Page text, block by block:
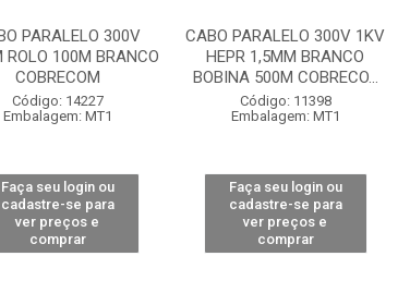
PARALELO 300V
ROLO 100M BRANCO
COBRECOM
Código: 14227
Embalagem: MT1
Faça seu login ou
cadastre-se para
ver preços e
comprar
CABO PARALELO 300V 1KV
HEPR 1,5MM BRANCO
BOBINA 500M COBRECO...
Código: 11398
Embalagem: MT1
Faça seu login ou
cadastre-se para
ver preços e
comprar